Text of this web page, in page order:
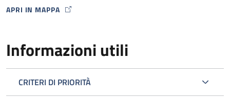
APRI IN MAPPA
MAP ICON
Informazioni utili
CRITERI DI PRIORITÀ